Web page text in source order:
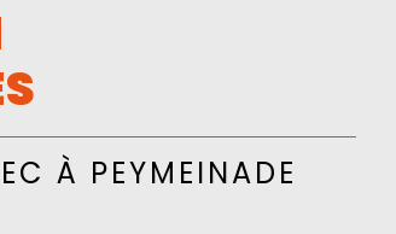
À PEYMEINADE